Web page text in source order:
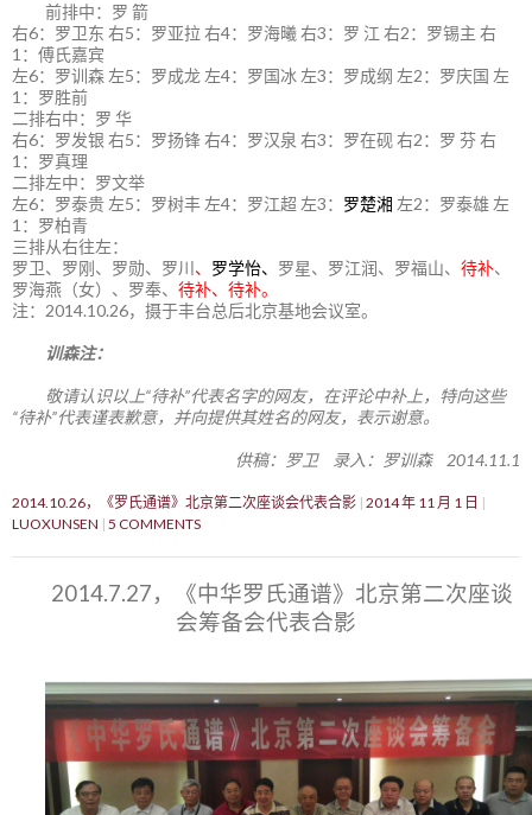
前排中：罗 箭
右6：罗卫东 右5：罗亚拉 右4：罗海曦 右3：罗 江 右2：罗锡主 右
1：傅氏嘉宾
左6：罗训森 左5：罗成龙 左4：罗国冰 左3：罗成纲 左2：罗庆国 左
1：罗胜前
二排右中：罗 华
右6：罗发银 右5：罗扬锋 右4：罗汉泉 右3：罗在砚 右2：罗 芬 右
1：罗真理
二排左中：罗文举
左6：罗泰贵 左5：罗树丰 左4：罗江超 左3： 罗楚湘 左2：罗泰雄 左
1：罗柏青
三排从右往左：
罗卫、罗刚、罗勋、罗川 、 罗学怡、 罗星、罗江润、罗福山、 待补、
罗海燕（女）、罗奉、 待补、待补。
注：2014.10.26，摄于丰台总后北京基地会议室。
训森注：
敬请认识以上“待补”代表名字的网友，在评论中补上，特向这些
“待补”代表谨表歉意，并向提供其姓名的网友，表示谢意。
供稿：罗卫 录入：罗训森 2014.11.1
2014.10.26，《罗氏通谱》北京第二次座谈会代表合影 2014 年 11 月 1 日
LUOXUNSEN 5 COMMENTS
2014.7.27，《中华罗氏通谱》北京第二次座谈
会筹备会代表合影